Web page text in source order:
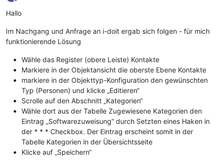
Offline
Hallo
Im Nachgang und Anfrage an i-doit ergab sich folgen - für mich
funktionierende Lösung
Wähle das Register (obere Leiste) Kontakte
Markiere in der Objektansicht die oberste Ebene Kontakte
markiere in der Objekttyp-Konfiguration den gewünschten
Typ (Personen) und klicke „Editieren“
Scrolle auf den Abschnitt „Kategorien“
Wähle dort aus der Tabelle Zugewiesene Kategorien den
Eintrag „Softwarezuweisung“ durch Setzten eines Haken in
der * * * Checkbox. Der Eintrag erscheint somit in der
Tabelle Kategorien in der Übersichtsseite
Klicke auf „Speichern“